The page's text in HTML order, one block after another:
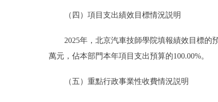
（四）項目支出績效目標情況説明
2025年，北京汽車技師學院填報績效目標的預
萬元，佔本部門本年項目支出預算的100.00%。
（五）重點行政事業性收費情況説明